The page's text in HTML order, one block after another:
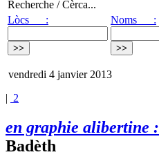
Recherche / Cèrca...
Lòcs :
Noms :
vendredi 4 janvier 2013
| 2
en graphie alibertine :
Badèth